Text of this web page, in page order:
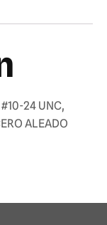
24 UNC,
ALEADO